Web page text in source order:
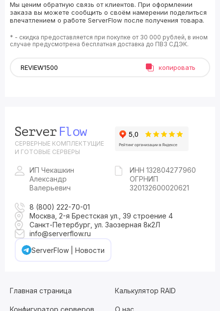
Мы ценим обратную связь от клиентов. При оформлении
заказа вы можете сообщить о своём намерении поделиться
впечатлением о работе ServerFlow после получения товара.
* - скидка предоставляется при покупке от 30 000 рублей, в ином
случае предусмотрена бесплатная доставка до ПВЗ СДЭК.
копировать
СЕРВЕРНЫЕ КОМПЛЕКТУЩИЕ
И ГОТОВЫЕ СЕРВЕРЫ
ИП Чекашкин
Александр
Валерьевич
ИНН 132804277960
ОГРНИП
320132600020621
8 (800) 222-70-01
Москва, 2-я Брестская ул., 39 строение 4
Санкт-Петербург, ул. Заозерная 8к2Л
info@serverflow.ru
ServerFlow | Новости
Главная страница Калькулятор RAID
Конфигуратор серверов О нас